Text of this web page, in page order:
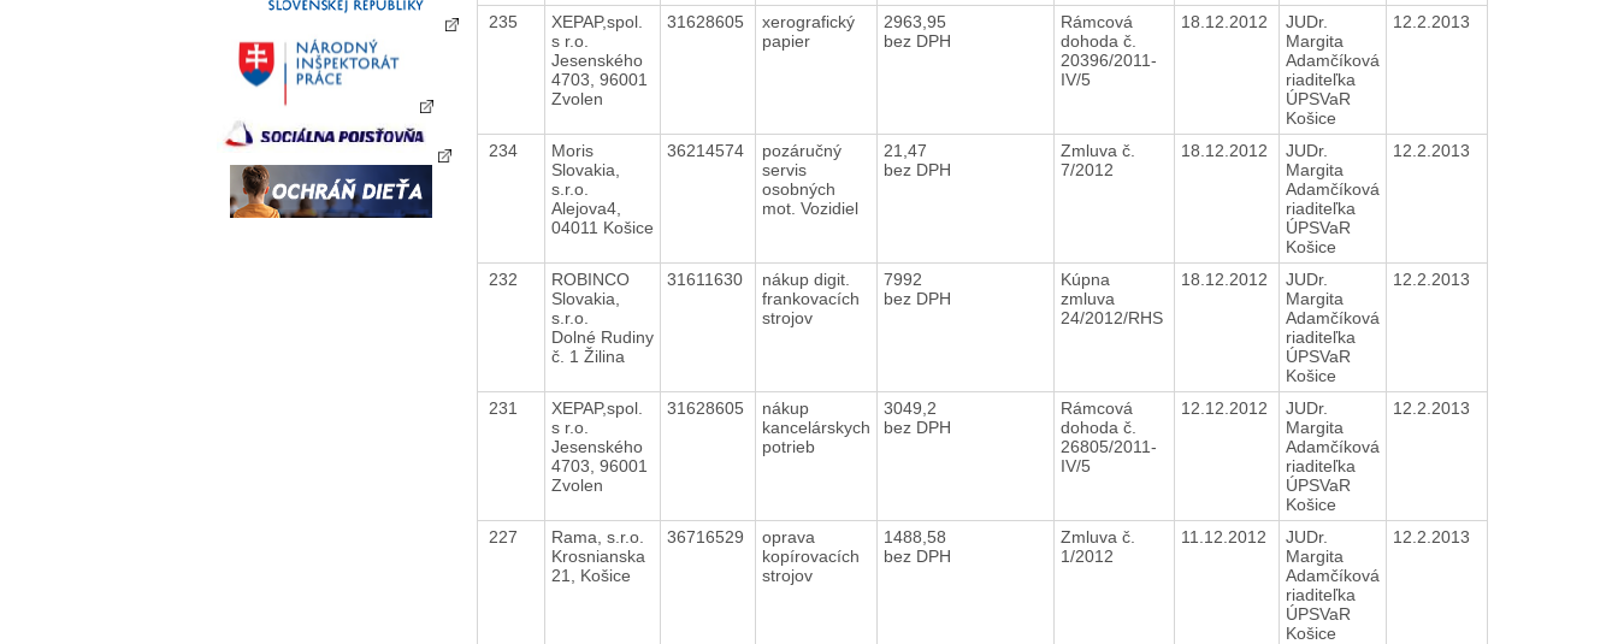
235
XEPAP,spol.
s r.o.
Jesenského
4703, 96001
Zvolen
31628605
xerografický
papier
2963,95
bez DPH
Rámcová
dohoda č.
20396/2011-
IV/5
18.12.2012
JUDr.
Margita
Adamčíková
riaditeľka
ÚPSVaR
Košice
12.2.2013
234
Moris
Slovakia,
s.r.o.
Alejova4,
04011 Košice
36214574
pozáručný
servis
osobných
mot. Vozidiel
21,47
bez DPH
Zmluva č.
7/2012
18.12.2012
JUDr.
Margita
Adamčíková
riaditeľka
ÚPSVaR
Košice
12.2.2013
232
ROBINCO
Slovakia,
s.r.o.
Dolné Rudiny
č. 1 Žilina
31611630
nákup digit.
frankovacích
strojov
7992
bez DPH
Kúpna
zmluva
24/2012/RHS
18.12.2012
JUDr.
Margita
Adamčíková
riaditeľka
ÚPSVaR
Košice
12.2.2013
231
XEPAP,spol.
s r.o.
Jesenského
4703, 96001
Zvolen
31628605
nákup
kancelárskych
potrieb
3049,2
bez DPH
Rámcová
dohoda č.
26805/2011-
IV/5
12.12.2012
JUDr.
Margita
Adamčíková
riaditeľka
ÚPSVaR
Košice
12.2.2013
227
Rama, s.r.o.
Krosnianska
21, Košice
36716529
oprava
kopírovacích
strojov
1488,58
bez DPH
Zmluva č.
1/2012
11.12.2012
JUDr.
Margita
Adamčíková
riaditeľka
ÚPSVaR
Košice
12.2.2013